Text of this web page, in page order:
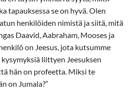
tapauksessa se on hyvä. Olen
henkilöiden nimistä ja siitä, mitä
Daavid, Aabraham, Mooses ja
on Jeesus, jota kutsumme
liittyen Jeesuksen
hän on profeetta. Miksi te
on Jumala?”